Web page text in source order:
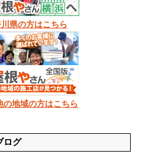
県の方はこちら
の地域の方はこちら
ログ